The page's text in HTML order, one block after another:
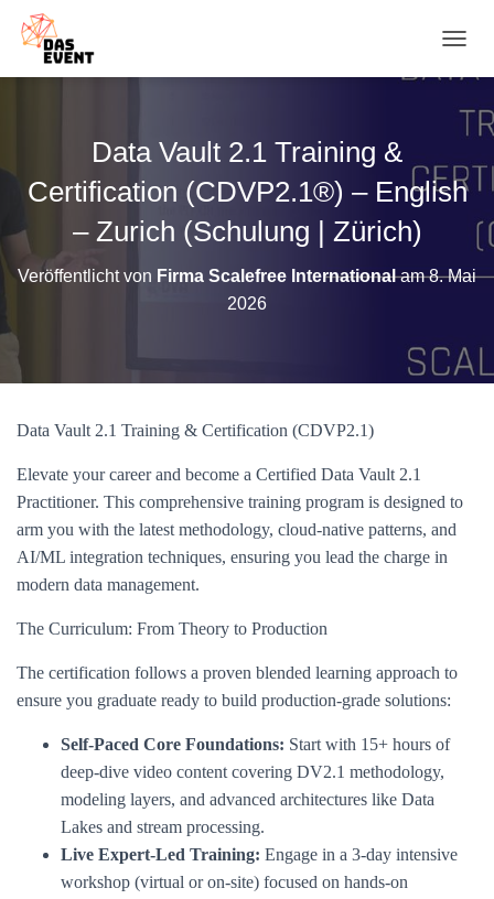
A
T
I
M
H
A
Data Vault 2.1 Training &
Certification (CDVP2.1®) – English
– Zurich (Schulung | Zürich)
Veröffentlicht von Firma Scalefree Internationalam8. Mai
2026
Data Vault 2.1 Training & Certification (CDVP2.1)
Elevate your career and become a Certified Data Vault 2.1
Practitioner. This comprehensive training program is designed to
arm you with the latest methodology, cloud-native patterns, and
AI/ML integration techniques, ensuring you lead the charge in
modern data management.
The Curriculum: From Theory to Production
The certification follows a proven blended learning approach to
ensure you graduate ready to build production-grade solutions:
Self-Paced Core Foundations: Start with 15+ hours of
deep-dive video content covering DV2.1 methodology,
modeling layers, and advanced architectures like Data
Lakes and stream processing.
Live Expert-Led Training: Engage in a 3-day intensive
workshop (virtual or on-site) focused on hands-on